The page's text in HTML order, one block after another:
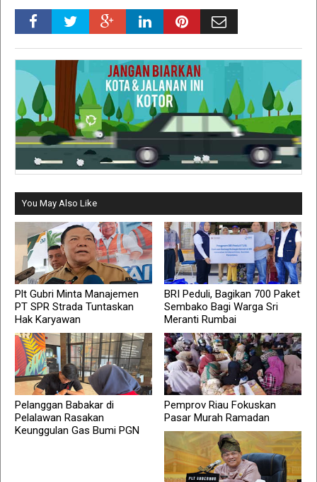
You May Also Like
Plt Gubri Minta Manajemen
PT SPR Strada Tuntaskan
Hak Karyawan
BRI Peduli, Bagikan 700 Paket
Sembako Bagi Warga Sri
Meranti Rumbai
Pelanggan Babakar di
Pelalawan Rasakan
Keunggulan Gas Bumi PGN
Pemprov Riau Fokuskan
Pasar Murah Ramadan